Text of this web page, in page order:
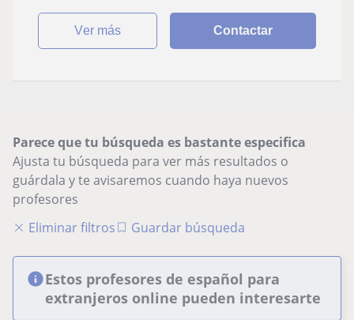
ver más Contactar
Parece que tu búsqueda es bastante especifica
Ajusta tu búsqueda para ver más resultados o
guárdala y te avisaremos cuando haya nuevos
profesores
Eliminar filtros
Guardar búsqueda
Estos profesores de español para
extranjeros online pueden interesarte